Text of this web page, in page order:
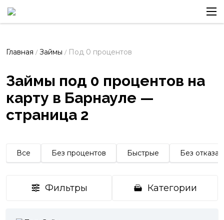
Главная / Займы / Под 0 процентов
Займы под 0 процентов на
карту в Барнауле —
страница 2
Все Без процентов Быстрые Без отказа
Фильтры Категории